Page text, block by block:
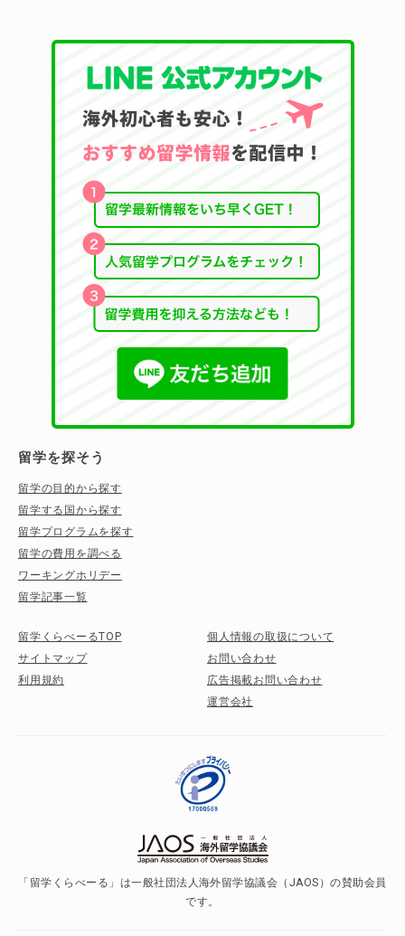
留学を探そう
留学の目的から探す
留学する国から探す
留学プログラムを探す
留学の費用を調べる
ワーキングホリデー
留学記事一覧
留学くらべーるTOP
サイトマップ
利用規約
個人情報の取扱について
お問い合わせ
広告掲載お問い合わせ
運営会社
「留学くらべーる」は一般社団法人海外留学協議会（JAOS）の賛助会員
です。